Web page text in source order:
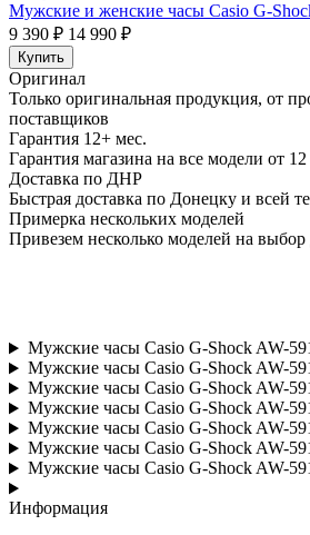
Мужские и женские часы Casio G-
9 390 ₽ 14 990 ₽
Купить
Оригинал
Только оригинальная продукция, от
поставщиков
Гарантия 12+ мес.
Гарантия магазина на все модели от 12
Доставка по ДНР
Быстрая доставка по Донецку и всей
Примерка нескольких моделей
Привезем несколько моделей на
Мужские часы Casio G-Shock AW-
Мужские часы Casio G-Shock AW-
Мужские часы Casio G-Shock AW-
Мужские часы Casio G-Shock AW-
Мужские часы Casio G-Shock AW-
Мужские часы Casio G-Shock AW-
Мужские часы Casio G-Shock AW-
Информация